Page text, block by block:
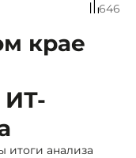
646
крае
ИТ-
итоги анализа